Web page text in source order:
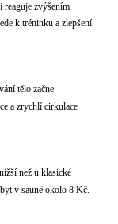
reaguje zvýšením
k tréninku a zlepšení
tělo začne
a zrychlí cirkulace
.
než u klasické
v sauně okolo 8 Kč.